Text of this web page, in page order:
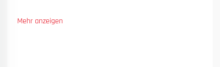
Mehr anzeigen